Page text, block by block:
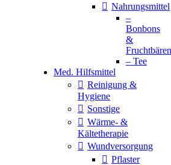
Nahrungsmittel
–
Bonbons
&
Fruchtbären
– Tee
Med. Hilfsmittel
Reinigung &
Hygiene
Sonstige
Wärme- &
Kältetherapie
Wundversorgung
Pflaster